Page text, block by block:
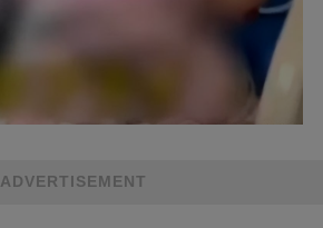
ADVERTISEMENT